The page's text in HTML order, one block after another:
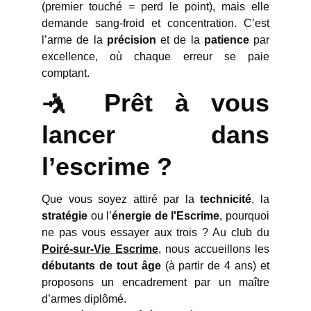
(premier touché = perd le point), mais elle
demande sang-froid et concentration. C’est
l’arme de la précision et de la patiencepar
excellence, où chaque erreur se paie
comptant.
🤺 Prêt à vous
lancer dans
l’escrime ?
Que vous soyez attiré par latechnicité, la
stratégie ou l’énergie de l'Escrime, pourquoi
ne pas vous essayer aux trois ? Au club du
Poiré-sur-Vie Escrime, nous accueillons les
débutants de tout âge(à partir de 4 ans) et
proposons un encadrement par un maître
d’armes diplômé.